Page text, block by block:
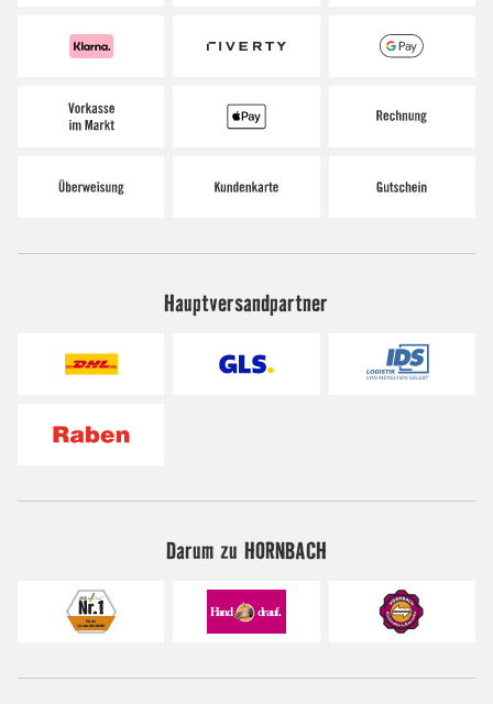
Hauptversandpartner
Darum zu HORNBACH